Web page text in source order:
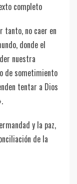
completo
tanto, no caer en
donde el
nuestra
de sometimiento
tentar a Dios
y la paz,
de la